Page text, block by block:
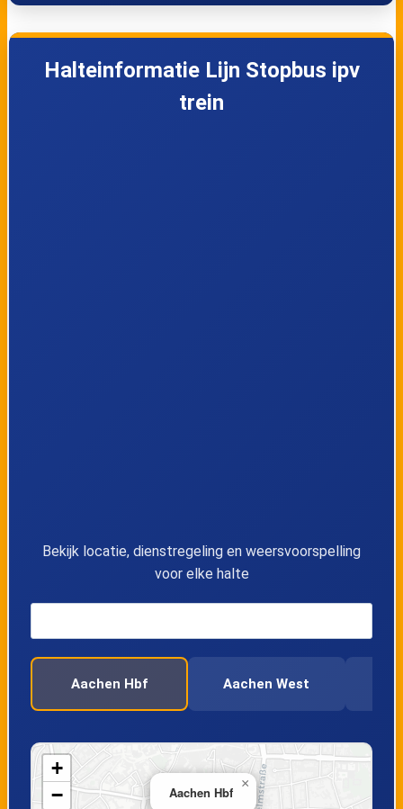
5 Aachen West
Halteinformatie Lijn Stopbus ipv
trein
Bekijk locatie, dienstregeling en weersvoorspelling
voor elke halte
Aachen Hbf Aachen West
Aachen Hbf
×
+
−